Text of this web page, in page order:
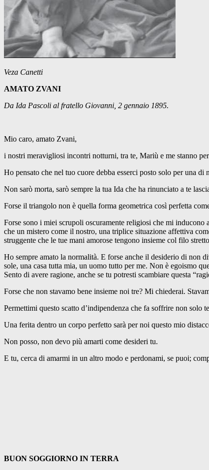
Veza Canetti
AMATO ZVANI
Da Ida Pascoli al fratello Giovanni, 2 gennaio 1895.
Mio caro, amato Zvani,
i nostri meravigliosi incontri notturni, tra te, Mariù e me stanno
Ho pensato che nel tuo cuore debba esserci posto solo per una di
Non sarò morta, sarò sempre la tua Ida che ha rinunciato a te
Forse il triangolo non è quella forma geometrica così perfetta
Forse sono i miei scrupoli oscuramente religiosi che mi
che un mistero come il nostro, una triplice situazione affettiva
struggente che le tue mani amorose tengono insieme col filo
Ho sempre amato la normalità. E forse anche il desiderio di non
sole, una casa tutta mia, un uomo tutto per me. Non è egoismo
Sento di avere ragione, anche se tu potresti scambiare questa
Forse che non stavamo bene insieme noi tre? Mi chiederai.
Permettimi questo scatto d’indipendenza che fa soffrire non solo
Una ferita dentro un corpo perfetto sarà per noi questo mio
Non posso, non devo più amarti come desideri tu.
E tu, cerca di amarmi in un altro modo e perdonami, se puoi;
BUON SOGGIORNO IN TERRA